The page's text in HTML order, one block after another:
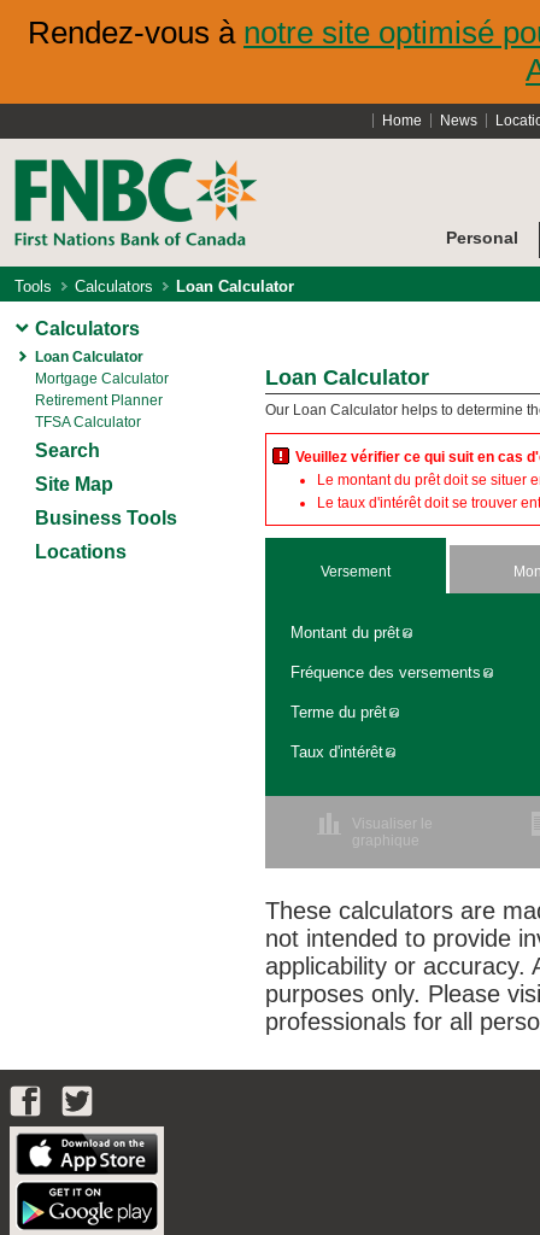
Rendez-vous à notre site optimisé
Home News
Personal
Tools Calculators Loan Calculator
Calculators
Loan Calculator
Mortgage Calculator
Retirement Planner
TFSA Calculator
Search
Site Map
Business Tools
Locations
Loan Calculator
Our Loan Calculator helps to determine
Veuillez vérifier ce qui suit en cas
Le montant du prêt doit se situer
Le taux d'intérêt doit se trouver
Versement
Montant du prêt
Fréquence des versements
Terme du prêt
Taux d'intérêt
Visualiser le
graphique
These calculators are
not intended to provide
applicability or accuracy.
purposes only. Please
professionals for all